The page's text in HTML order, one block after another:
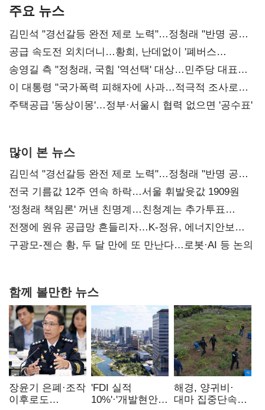
주요 뉴스
김민석 "경선갈등 완전 제로 노력"…정청래 "반명 공세
사과부터"
공급 속도전 외치더니…황희, 난데없이 '폐버스
리모델링' 제안
송영길 측 "정청래, 국힘 '역선택' 대상…민주당 대표로
총선 지휘 못해"
이 대통령 "국가폭력 피해자에 사과…적극적 조사로
진실 밝혀야"
주택공급 '동상이몽'…정부·서울시 협력 없으면 '공수표'
많이 본 뉴스
김민석 "경선갈등 완전 제로 노력"…정청래 "반명 공세
사과부터"
전국 기름값 12주 연속 하락…서울 휘발윳값 1909원
'정청래 책임론' 꺼낸 친명계…친청계는 추가투표
때리기
전쟁에 원유 공급망 흔들리자…K-정유, 에너지안보
핵심으로 재부상
구광모-젠슨 황, 두 달 만에 또 만난다…로봇·AI 등 논의
함께 볼만한 뉴스
장윤기 은폐·조작
이후로도
'FDI 실적
10%'·'개발현안
해경, 양귀비·
대마 집중단속…